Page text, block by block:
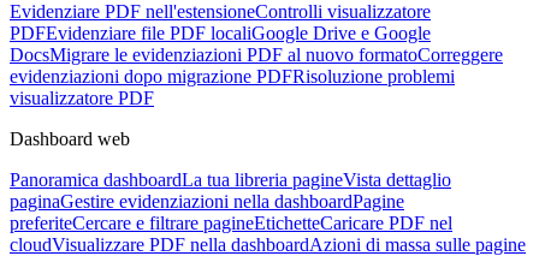
Evidenziare PDF nell'estensioneControlli visualizzatore
PDFEvidenziare file PDF localiGoogle Drive e Google
DocsMigrare le evidenziazioni PDF al nuovo formatoCorreggere
evidenziazioni dopo migrazione PDFRisoluzione problemi
visualizzatore PDF
Dashboard web
Panoramica dashboardLa tua libreria pagineVista dettaglio
paginaGestire evidenziazioni nella dashboardPagine
preferiteCercare e filtrare pagineEtichetteCaricare PDF nel
cloudVisualizzare PDF nella dashboardAzioni di massa sulle pagine